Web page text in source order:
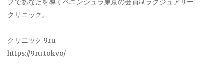
プであなたを導くペニンシュラ東京の会員制ラグジュアリー
クリニック。
クリニック 9ru
https://9ru.tokyo/